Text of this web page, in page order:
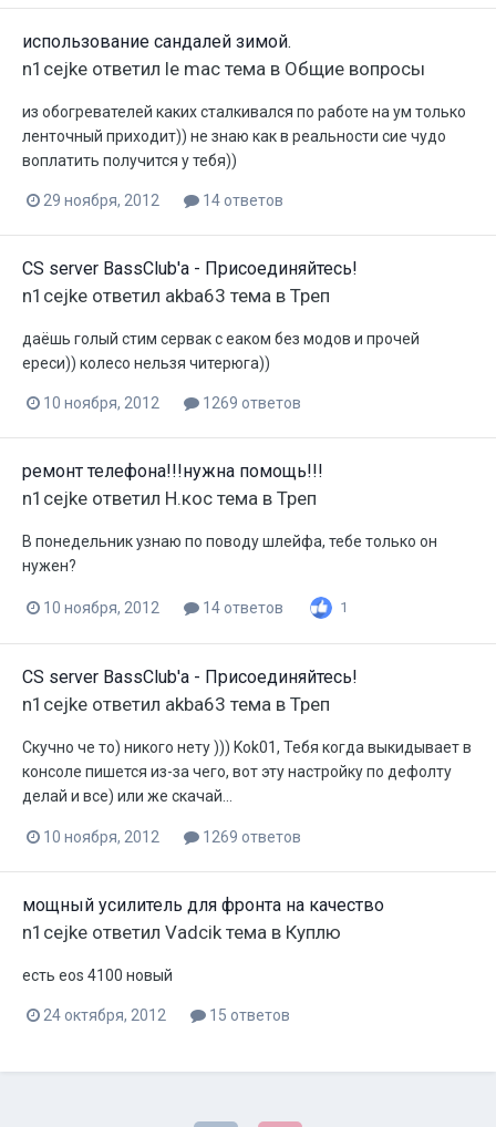
использование сандалей зимой.
n1cejke ответил le mac тема в Общие вопросы
из обогревателей каких сталкивался по работе на ум только
ленточный приходит)) не знаю как в реальности сие чудо
воплатить получится у тебя))
29 ноября, 2012 14 ответов
CS server BassClub'a - Присоединяйтесь!
n1cejke ответил akba63 тема в Треп
даёшь голый стим сервак с еаком без модов и прочей
ереси)) колесо нельзя читерюга))
10 ноября, 2012 1269 ответов
ремонт телефона!!!нужна помощь!!!
n1cejke ответил Н.кос тема в Треп
В понедельник узнаю по поводу шлейфа, тебе только он
нужен?
10 ноября, 2012 14 ответов 1
CS server BassClub'a - Присоединяйтесь!
n1cejke ответил akba63 тема в Треп
Скучно че то) никого нету ))) Kok01, Тебя когда выкидывает в
консоле пишется из-за чего, вот эту настройку по дефолту
делай и все) или же скачай...
10 ноября, 2012 1269 ответов
мощный усилитель для фронта на качество
n1cejke ответил Vadcik тема в Куплю
есть eos 4100 новый
24 октября, 2012 15 ответов